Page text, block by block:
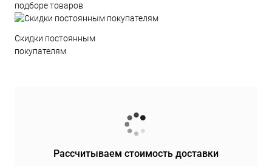
подборе товаров
Скидки постоянным
покупателям
Рассчитываем стоимость доставки